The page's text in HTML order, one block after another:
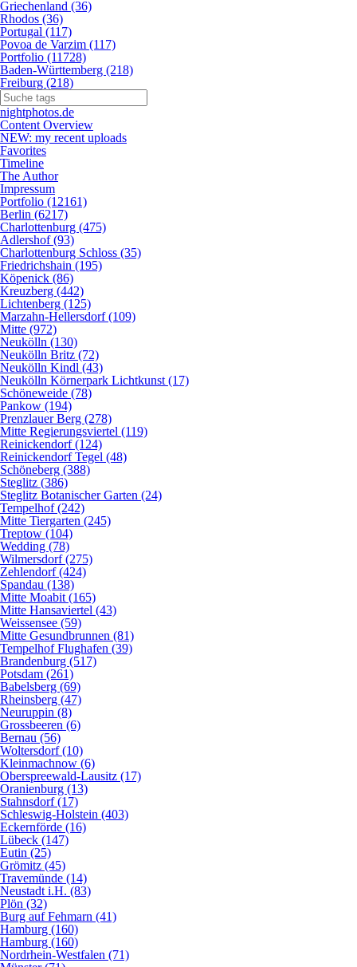
Griechenland (36)
Rhodos (36)
Portugal (117)
Povoa de Varzim (117)
Portfolio (11728)
Baden-Württemberg (218)
Freiburg (218)
nightphotos.de
Content Overview
NEW: my recent uploads
Favorites
Timeline
The Author
Impressum
Portfolio (12161)
Berlin (6217)
Charlottenburg (475)
Adlershof (93)
Charlottenburg Schloss (35)
Friedrichshain (195)
Köpenick (86)
Kreuzberg (442)
Lichtenberg (125)
Marzahn-Hellersdorf (109)
Mitte (972)
Neukölln (130)
Neukölln Britz (72)
Neukölln Kindl (43)
Neukölln Körnerpark Lichtkunst (17)
Schöneweide (78)
Pankow (194)
Prenzlauer Berg (278)
Mitte Regierungsviertel (119)
Reinickendorf (124)
Reinickendorf Tegel (48)
Schöneberg (388)
Steglitz (386)
Steglitz Botanischer Garten (24)
Tempelhof (242)
Mitte Tiergarten (245)
Treptow (104)
Wedding (78)
Wilmersdorf (275)
Zehlendorf (424)
Spandau (138)
Mitte Moabit (165)
Mitte Hansaviertel (43)
Weissensee (59)
Mitte Gesundbrunnen (81)
Tempelhof Flughafen (39)
Brandenburg (517)
Potsdam (261)
Babelsberg (69)
Rheinsberg (47)
Neuruppin (8)
Grossbeeren (6)
Bernau (56)
Woltersdorf (10)
Kleinmachnow (6)
Oberspreewald-Lausitz (17)
Oranienburg (13)
Stahnsdorf (17)
Schleswig-Holstein (403)
Eckernförde (16)
Lübeck (147)
Eutin (25)
Grömitz (45)
Travemünde (14)
Neustadt i.H. (83)
Plön (32)
Burg auf Fehmarn (41)
Hamburg (160)
Hamburg (160)
Nordrhein-Westfalen (71)